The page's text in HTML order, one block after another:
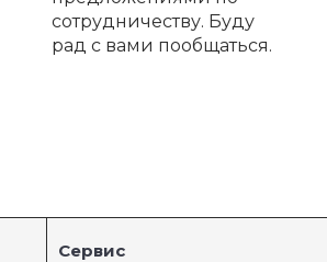
сотрудничеству. Буду
рад с вами пообщаться.
Сервис